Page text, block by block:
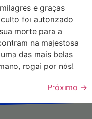
e graças
foi autorizado
morte para a
na majestosa
das mais belas
rogai por nós!
Próximo →